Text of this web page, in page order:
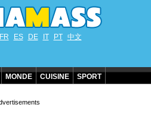
FR ES DE IT PT 中文
MONDE CUISINE SPORT